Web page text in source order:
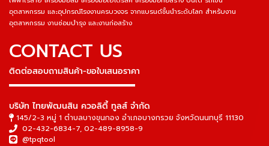
อุตสาหกรรม และอุปกรณ์โรงงานครบวงจร จากแบรนด์ชั้นนำระดับโลก สำหรับงาน
อุตสาหกรรม งานซ่อมบำรุง และงานก่อสร้าง
CONTACT US
ติดต่อสอบถามสินค้า-ขอใบเสนอราคา
▬▬▬▬▬▬▬▬▬▬▬▬▬▬▬
บริษัท ไทยพัฒนสิน ควอลิตี้ ทูลส์ จำกัด
145/2-3 หมู่ 1 ตำบลบางขุนกอง อำเภอบางกรวย จังหวัดนนทบุรี 11130
02-432-6834-7, 02-489-8958-9
@tpqtool